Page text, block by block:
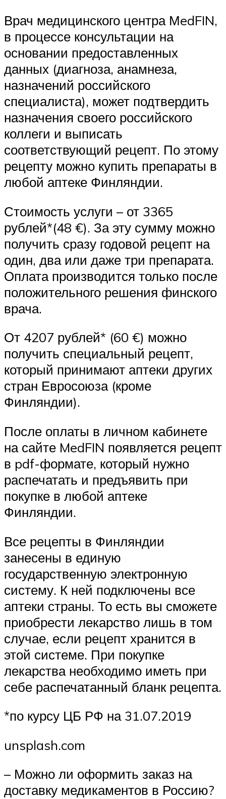
Врач медицинского центра МedFIN,
в процессе консультации на
основании предоставленных
данных (диагноза, анамнеза,
назначений российского
специалиста), может подтвердить
назначения своего российского
коллеги и выписать
соответствующий рецепт. По этому
рецепту можно купить препараты в
любой аптеке Финляндии.
Стоимость услуги – от 3365
рублей*(48 €). За эту сумму можно
получить сразу годовой рецепт на
один, два или даже три препарата.
Оплата производится только после
положительного решения финского
врача.
От 4207 рублей* (60 €) можно
получить специальный рецепт,
который принимают аптеки других
стран Евросоюза (кроме
Финляндии).
После оплаты в личном кабинете
на сайте MedFIN появляется рецепт
в pdf-формате, который нужно
распечатать и предъявить при
покупке в любой аптеке
Финляндии.
Все рецепты в Финляндии
занесены в единую
государственную электронную
систему. К ней подключены все
аптеки страны. То есть вы сможете
приобрести лекарство лишь в том
случае, если рецепт хранится в
этой системе. При покупке
лекарства необходимо иметь при
себе распечатанный бланк рецепта.
*по курсу ЦБ РФ на 31.07.2019
unsplash.com
– Можно ли оформить заказ на
доставку медикаментов в Россию?